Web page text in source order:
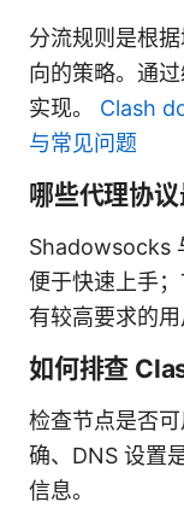
分流规则是根
向的策略。通
实现。 Clash
与常见问题
哪些代理协议
Shadowsocks
便于快速上手
有较高要求的用
如何排查
检查节点是否
确、DNS 设置
信息。